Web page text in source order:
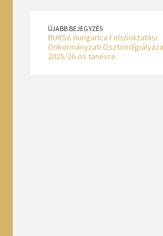
ÚJABB BEJEGYZÉS
BURSA Hungarica Felsőoktatási
Önkormányzati
2025/26-os tanévre